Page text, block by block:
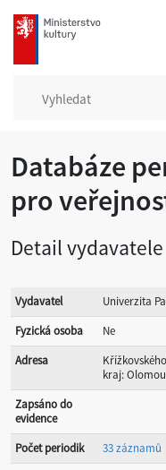
mkcr.cz
Databáze
pro
Detail vydavatele
Vydavatel
Univerzita
Fyzická osoba
Ne
Adresa
kraj:
Zapsáno do
evidence
Počet periodik
33 záznamů